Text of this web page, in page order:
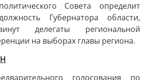
Совета определит
Губернатора области,
делегаты региональной
на выборах главы региона.